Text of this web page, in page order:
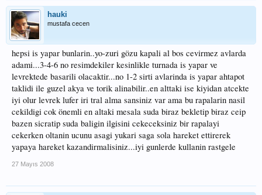
hauki
mustafa cecen
hepsi is yapar bunlarin..yo-zuri gözu kapali al bos cevirmez avlarda
adami...3-4-6 no resimdekiler kesinlikle turnada is yapar ve
levrektede basarili olacaktir...no 1-2 sirti avlarinda is yapar ahtapot
taklidi ile guzel akya ve torik alinabilir..en alttaki ise kiyidan atcekte
iyi olur levrek lufer iri tral alma sansiniz var ama bu rapalarin nasil
cekildigi cok önemli en altaki mesala suda biraz bekletip biraz ceip
bazen sicratip suda baligin ilgisini cekeceksiniz bir rapalayi
cekerken oltanin ucunu asagi yukari saga sola hareket ettirerek
yapaya hareket kazandirmalisiniz...iyi gunlerde kullanin rastgele
27 Mayıs 2008